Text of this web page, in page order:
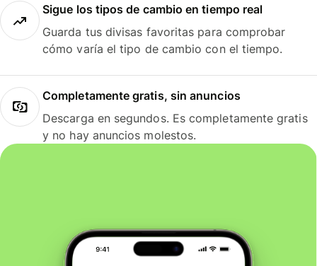
Sigue los tipos de cambio en tiempo real
Guarda tus divisas favoritas para comprobar
cómo varía el tipo de cambio con el tiempo.
Completamente gratis, sin anuncios
Descarga en segundos. Es completamente gratis
y no hay anuncios molestos.